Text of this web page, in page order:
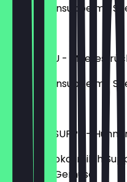
Sojabohnensuppe mit
MISO SHIRU -
Sojabohnensuppe mit
6,90 €
TOM YUM SUPPE -
cremige Kokosmilch
Tomaten, Gemüse